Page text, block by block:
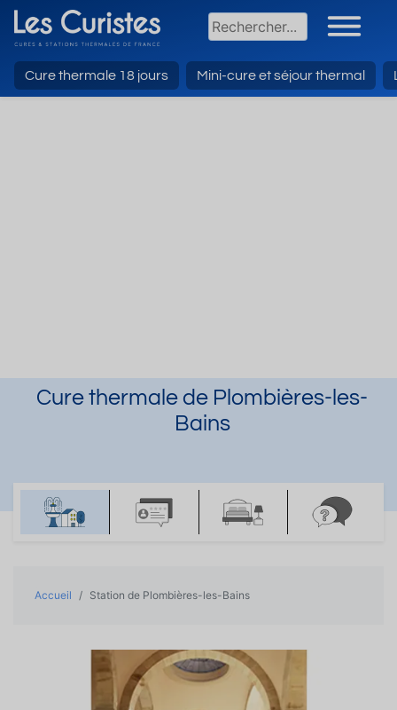
Cure thermale 18 jours Mini-cure et séjour thermal
Cure thermale de Plombières-les-
Bains
Accueil Station de Plombières-les-Bains